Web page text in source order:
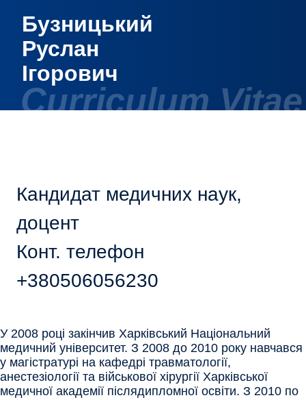
Бузницький
Руслан
Ігорович
Кандидат медичних наук,
доцент
Конт. телефон
+380506056230
У 2008 році закінчив Харківський Національний
медичний університет. З 2008 до 2010 року навчався
у магістратурі на кафедрі травматології,
анестезіології та військової хірургії Харківської
медичної академії післядипломної освіти. З 2010 по